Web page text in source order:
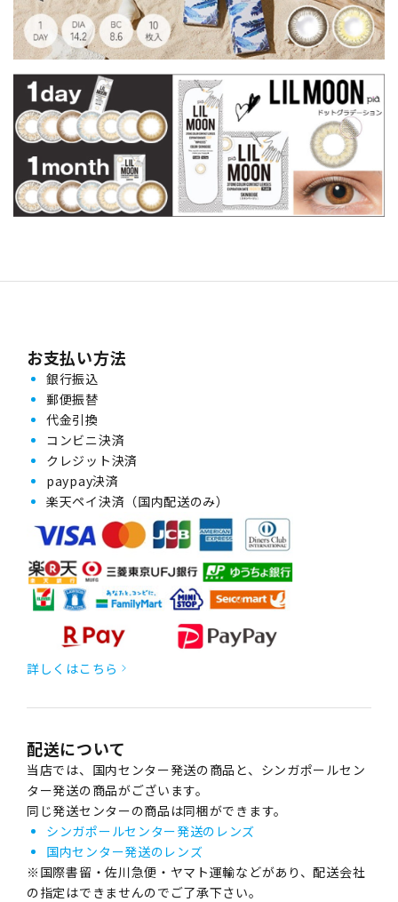
お支払い方法
銀行振込
郵便振替
代金引換
コンビニ決済
クレジット決済
paypay決済
楽天ペイ決済（国内配送のみ）
詳しくはこちら
配送について
当店では、国内センター発送の商品と、シンガポールセン
ター発送の商品がございます。
同じ発送センターの商品は同梱ができます。
シンガポールセンター発送のレンズ
国内センター発送のレンズ
※国際書留・佐川急便・ヤマト運輸などがあり、配送会社
の指定はできませんのでご了承下さい。